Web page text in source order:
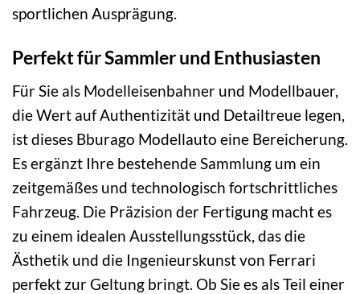
sportlichen Ausprägung.
Perfekt für Sammler und Enthusiasten
Für Sie als Modelleisenbahner und Modellbauer,
die Wert auf Authentizität und Detailtreue legen,
ist dieses Bburago Modellauto eine Bereicherung.
Es ergänzt Ihre bestehende Sammlung um ein
zeitgemäßes und technologisch fortschrittliches
Fahrzeug. Die Präzision der Fertigung macht es
zu einem idealen Ausstellungsstück, das die
Ästhetik und die Ingenieurskunst von Ferrari
perfekt zur Geltung bringt. Ob Sie es als Teil einer